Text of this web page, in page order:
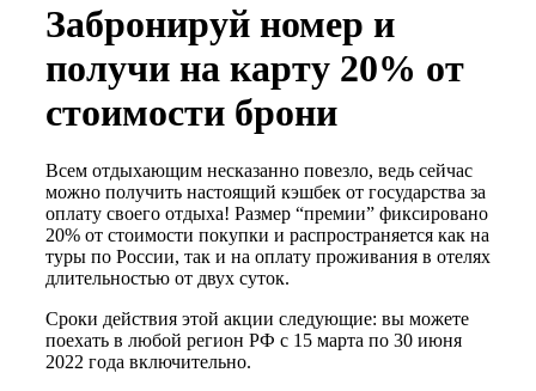
Забронируй номер и
получи на карту 20% от
стоимости брони
Всем отдыхающим несказанно повезло, ведь сейчас
можно получить настоящий кэшбек от государства за
оплату своего отдыха! Размер “премии” фиксировано
20% от стоимости покупки и распространяется как на
туры по России, так и на оплату проживания в отелях
длительностью от двух суток.
Сроки действия этой акции следующие: вы можете
поехать в любой регион РФ с 15 марта по 30 июня
2022 года включительно.